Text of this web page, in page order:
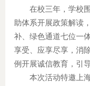
在校三年，学校围
助体系开展政策解读
补、绿色通道七位一
享受、应享尽享，消
例开展诚信教育，引
本次活动特邀上海